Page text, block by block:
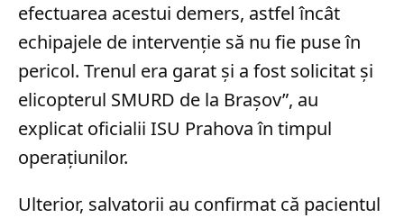
efectuarea acestui demers, astfel încât
echipajele de intervenţie să nu fie puse în
pericol. Trenul era garat şi a fost solicitat şi
elicopterul SMURD de la Braşov”, au
explicat oficialii ISU Prahova în timpul
operațiunilor.
Ulterior, salvatorii au confirmat că pacientul